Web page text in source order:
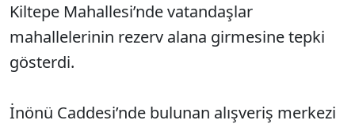
Kiltepe Mahallesi’nde vatandaşlar
mahallelerinin rezerv alana girmesine tepki
gösterdi.
İnönü Caddesi’nde bulunan alışveriş merkezi